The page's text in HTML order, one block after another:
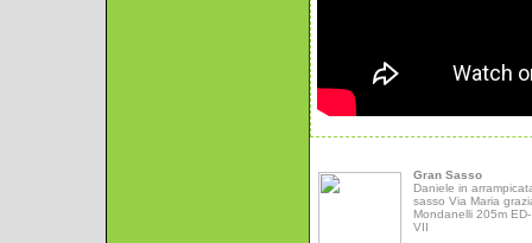
Gran Sasso
Daniele in
sasso Via Maria
Mondanelli 205m
VII